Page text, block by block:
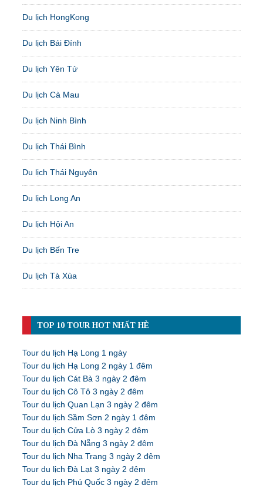
Du lịch HongKong
Du lịch Bái Đính
Du lịch Yên Tử
Du lịch Cà Mau
Du lịch Ninh Bình
Du lịch Thái Bình
Du lịch Thái Nguyên
Du lịch Long An
Du lịch Hội An
Du lịch Bến Tre
Du lịch Tà Xùa
TOP 10 TOUR HOT NHẤT HÈ
Tour du lịch Hạ Long 1 ngày
Tour du lịch Hạ Long 2 ngày 1 đêm
Tour du lịch Cát Bà 3 ngày 2 đêm
Tour du lịch Cô Tô 3 ngày 2 đêm
Tour du lịch Quan Lạn 3 ngày 2 đêm
Tour du lịch Sầm Sơn 2 ngày 1 đêm
Tour du lịch Cửa Lò 3 ngày 2 đêm
Tour du lịch Đà Nẵng 3 ngày 2 đêm
Tour du lịch Nha Trang 3 ngày 2 đêm
Tour du lịch Đà Lạt 3 ngày 2 đêm
Tour du lịch Phú Quốc 3 ngày 2 đêm